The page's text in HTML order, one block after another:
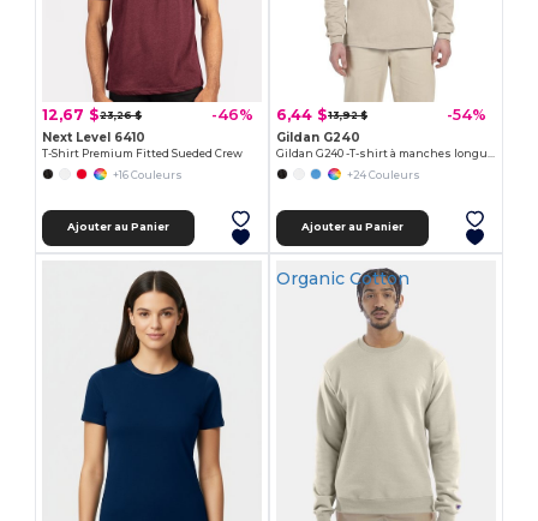
12,67 $23,26 $ -46%
Next Level 6410
T-Shirt Premium Fitted Sueded Crew
+16 Couleurs
Ajouter au Panier
6,44 $13,92 $ -54%
Gildan G240
+24 Couleurs
Ajouter au Panier
Organic Cotton